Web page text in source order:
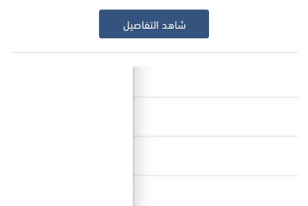
شاهد التفاصيل